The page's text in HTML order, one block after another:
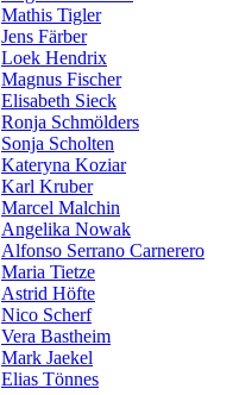
Mathis Tigler
Jens Färber
Loek Hendrix
Magnus Fischer
Elisabeth Sieck
Ronja Schmölders
Sonja Scholten
Kateryna Koziar
Karl Kruber
Marcel Malchin
Angelika Nowak
Alfonso Serrano Carnerero
Maria Tietze
Astrid Höfte
Nico Scherf
Vera Bastheim
Mark Jaekel
Elias Tönnes